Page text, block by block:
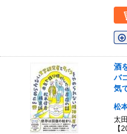
酒
バ
気
松
太
【